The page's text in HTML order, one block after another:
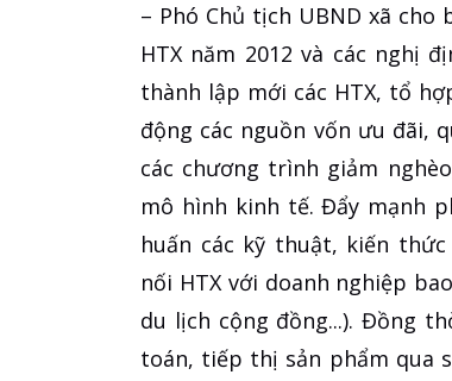
– Phó Chủ tịch UBND xã
HTX năm 2012 và các nghị
thành lập mới các HTX, tổ
động các nguồn vốn ưu đãi,
các chương trình giảm
mô hình kinh tế. Đẩy mạnh
huấn các kỹ thuật, kiến
nối HTX với doanh nghiệp
du lịch cộng đồng...). Đồng
toán, tiếp thị sản phẩm qua